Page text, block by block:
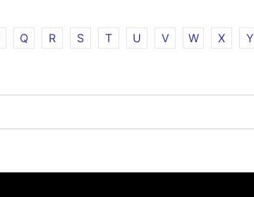
Q R S T U V W X Y